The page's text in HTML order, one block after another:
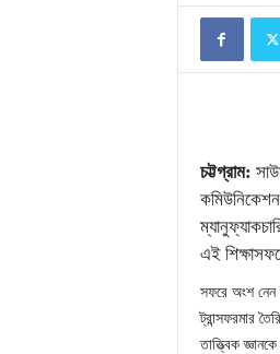
চট্টগ্রাম:
কমিউনিকেশন
এই
সফরে অংশ নেন
ট্রান্সফরমার
তাত্ত্বিক